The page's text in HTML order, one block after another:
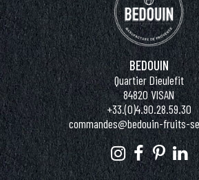
BEDOUIN
Quartier Dieulefit
84820 VISAN
+33.(0)4.90.28.59.30
commandes@bedouin-fruits-